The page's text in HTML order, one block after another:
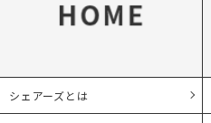
シェアーズとは